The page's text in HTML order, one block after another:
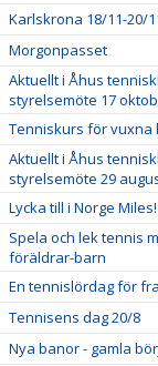
Karlskrona 18/11-20/
Morgonpasset
Aktuellt i Åhus
styrelsemöte 17
Tenniskurs för vuxna
Aktuellt i Åhus
styrelsemöte 29
Lycka till i Norge Miles!
Spela och lek tennis
föräldrar-barn
En tennislördag för
Tennisens dag 20/8
Nya banor - gamla